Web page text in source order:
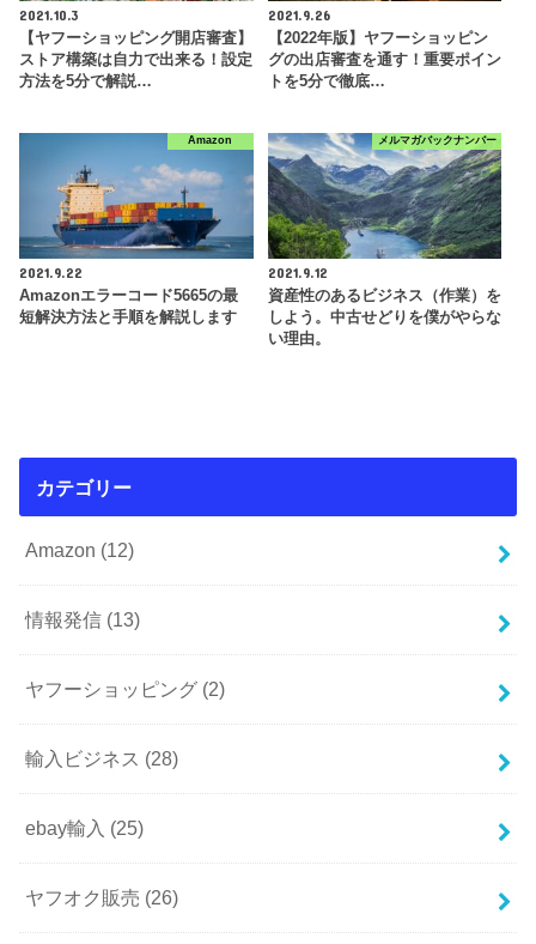
2021.10.3
【ヤフーショッピング開店審査】
ストア構築は自力で出来る！設定
方法を5分で解説…
2021.9.26
【2022年版】ヤフーショッピン
グの出店審査を通す！重要ポイン
トを5分で徹底…
Amazon
2021.9.22
Amazonエラーコード5665の最
短解決方法と手順を解説します
メルマガバックナンバー
2021.9.12
資産性のあるビジネス（作業）を
しよう。中古せどりを僕がやらな
い理由。
カテゴリー
Amazon (12)
情報発信 (13)
ヤフーショッピング (2)
輸入ビジネス (28)
ebay輸入 (25)
ヤフオク販売 (26)